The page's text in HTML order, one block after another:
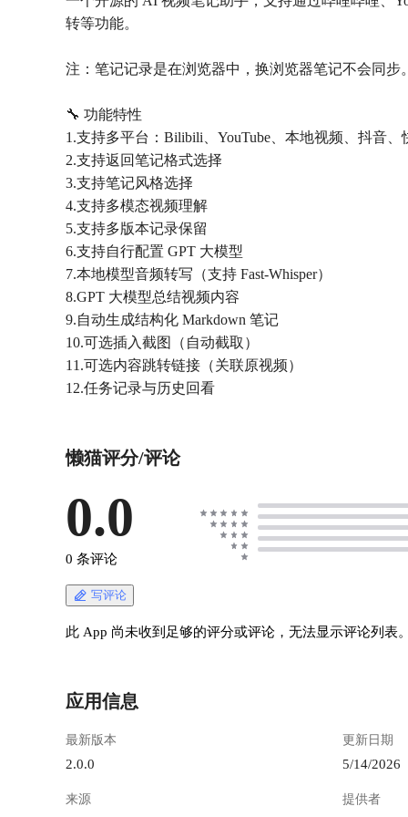
转等功能。
注：笔记记录是在浏览器中，换浏览器笔记不会同步
🔧 功能特性
1.支持多平台：Bilibili、YouTube、本地视频、抖音
2.支持返回笔记格式选择
3.支持笔记风格选择
4.支持多模态视频理解
5.支持多版本记录保留
6.支持自行配置 GPT 大模型
7.本地模型音频转写（支持 Fast-Whisper）
8.GPT 大模型总结视频内容
9.自动生成结构化 Markdown 笔记
10.可选插入截图（自动截取）
11.可选内容跳转链接（关联原视频）
12.任务记录与历史回看
懒猫评分/评论
0.0
0 条评论
写评论
此 App 尚未收到足够的评分或评论，无法显示评论列表
应用信息
最新版本
2.0.0
更新日期
5/14/2026
来源 提供者